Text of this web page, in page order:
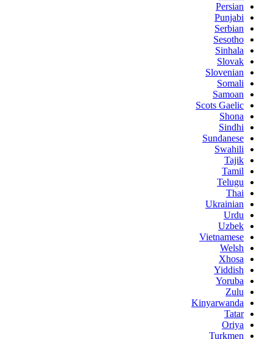
Persian
Punjabi
Serbian
Sesotho
Sinhala
Slovak
Slovenian
Somali
Samoan
Scots Gaelic
Shona
Sindhi
Sundanese
Swahili
Tajik
Tamil
Telugu
Thai
Ukrainian
Urdu
Uzbek
Vietnamese
Welsh
Xhosa
Yiddish
Yoruba
Zulu
Kinyarwanda
Tatar
Oriya
Turkmen